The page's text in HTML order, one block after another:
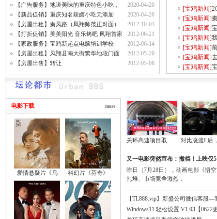
1厅出
2020-04-20
【广告服务】地道美味的重庆特色小吃，
重庆工
2020-04-20
【新品促销】重庆知名辣卤小吃无添加
剂，工厂
2012-10-03
【房屋出租】秦凤路（凤翔师范正对面）
凤凰城
2012-06-21
【打折促销】美美阳光 音乐烤吧 凤翔首家
音乐
2012-06-14
【家政服务】宝鸡新起点电脑培训学校
2012年暑
2012-05-20
【房屋出租】凤翔县南大街繁华地段门面
房出租
2012-05-08
【房屋出售】转让
[宝鸡新闻]
[宝鸡新闻]
[宝鸡新闻]
[宝鸡新闻]
[宝鸡新闻]
[宝鸡新闻]
[宝鸡新闻]
万
电影下载 more
爱情悬疑片《乌 科幻片《芬奇》
关环高速项目取得突破性进展
又一电影突然宣布：撤档！上映仅
昨日（7月28日），动画电影《悟
扎堆、市场竞争激烈，
【TL888.vip】新盛公司微信客服—
荐
Windows11 轻松设置 V1.03【0622